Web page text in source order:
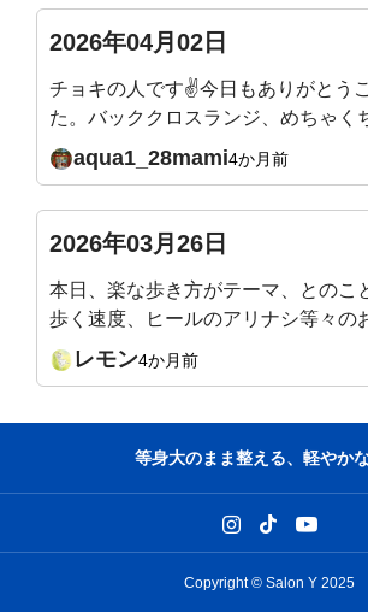
2026年04月02日
チョキの人です✌今日もありがとう
た。バッククロスランジ、めちゃく
たです✨バックランジよりやりやす
が取りやすい気がします。足裏から
て20秒、見事にフラフラで、足裏も
安要素ありながら、軸かな？体幹か
いたところです。足指も前よりマシ
がまだまだです。バッククロスラン
他のエクササイズも頑張ります。来
す、どうぞよろしくお願いいたしま
aqua1_28mami4か月前
2026年03月26日
本日、楽な歩き方がテーマ、とのこ
歩く速度、ヒールのアリナシ等々の
てみたいです。(LINEお知らせの『質
リックすると、此処に飛んでくるみ
レモン4か月前
等身大のまま整える、軽やか
Copyright © Salon Y 2025